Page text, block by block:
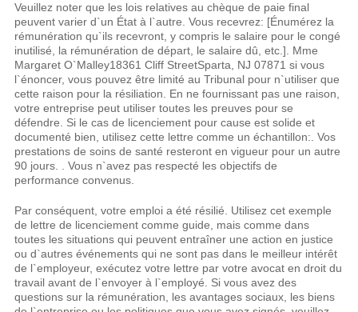
Veuillez noter que les lois relatives au chèque de paie final
peuvent varier d`un État à l`autre. Vous recevrez: [Énumérez la
rémunération qu`ils recevront, y compris le salaire pour le congé
inutilisé, la rémunération de départ, le salaire dû, etc.]. Mme
Margaret O`Malley18361 Cliff StreetSparta, NJ 07871 si vous
l`énoncer, vous pouvez être limité au Tribunal pour n`utiliser que
cette raison pour la résiliation. En ne fournissant pas une raison,
votre entreprise peut utiliser toutes les preuves pour se
défendre. Si le cas de licenciement pour cause est solide et
documenté bien, utilisez cette lettre comme un échantillon:. Vos
prestations de soins de santé resteront en vigueur pour un autre
90 jours. . Vous n`avez pas respecté les objectifs de
performance convenus.
Par conséquent, votre emploi a été résilié. Utilisez cet exemple
de lettre de licenciement comme guide, mais comme dans
toutes les situations qui peuvent entraîner une action en justice
ou d`autres événements qui ne sont pas dans le meilleur intérêt
de l`employeur, exécutez votre lettre par votre avocat en droit du
travail avant de l`envoyer à l`employé. Si vous avez des
questions sur la rémunération, les avantages sociaux, les biens